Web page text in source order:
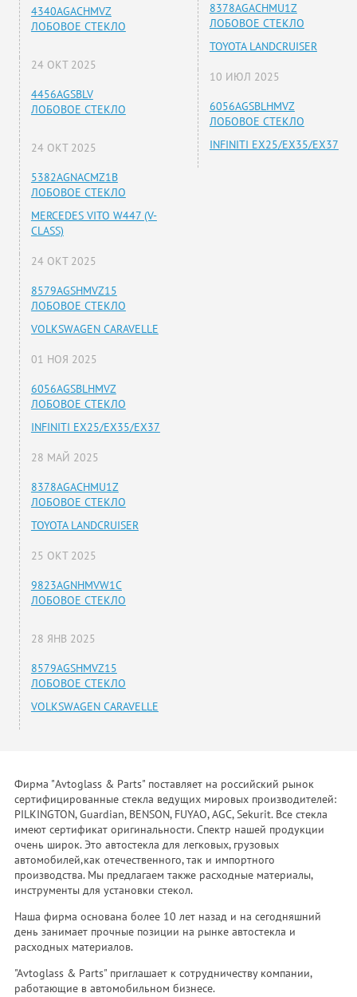
4340AGACHMVZ
ЛОБОВОЕ СТЕКЛО
24 ОКТ 2025
4456AGSBLV
ЛОБОВОЕ СТЕКЛО
24 ОКТ 2025
5382AGNACMZ1B
ЛОБОВОЕ СТЕКЛО
MERCEDES VITO W447 (V-
CLASS)
24 ОКТ 2025
8579AGSHMVZ15
ЛОБОВОЕ СТЕКЛО
VOLKSWAGEN CARAVELLE
01 НОЯ 2025
6056AGSBLHMVZ
ЛОБОВОЕ СТЕКЛО
INFINITI EX25/EX35/EX37
28 МАЙ 2025
8378AGACHMU1Z
ЛОБОВОЕ СТЕКЛО
TOYOTA LANDCRUISER
25 ОКТ 2025
9823AGNHMVW1C
ЛОБОВОЕ СТЕКЛО
28 ЯНВ 2025
8579AGSHMVZ15
ЛОБОВОЕ СТЕКЛО
VOLKSWAGEN CARAVELLE
8378AGACHMU1Z
ЛОБОВОЕ СТЕКЛО
TOYOTA LANDCRUISER
10 ИЮЛ 2025
6056AGSBLHMVZ
ЛОБОВОЕ СТЕКЛО
INFINITI EX25/EX35/EX37
Фирма "Avtoglass & Parts" поставляет на российский рынок
сертифицированные стекла ведущих мировых производителей:
PILKINGTON, Guardian, BENSON, FUYAO, AGC, Sekurit. Все стекла
имеют сертификат оригинальности. Спектр нашей продукции
очень широк. Это автостекла для легковых, грузовых
автомобилей,как отечественного, так и импортного
производства. Мы предлагаем также расходные материалы,
инструменты для установки стекол.
Наша фирма основана более 10 лет назад и на сегодняшний
день занимает прочные позиции на рынке автостекла и
расходных материалов.
"Avtoglass & Parts" приглашает к сотрудничеству компании,
работающие в автомобильном бизнесе.